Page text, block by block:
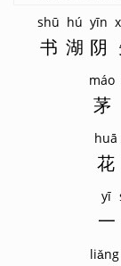
shū
书
hú
湖
yīn
阴
máo
茅
huā
花
yī
一
liǎng